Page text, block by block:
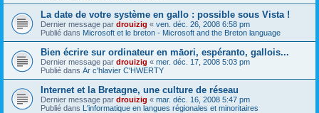
La date de votre système en gallo : possible sous Vista !
Dernier message par drouizig « ven. déc. 26, 2008 6:58 pm
Publié dans Microsoft et le breton - Microsoft and the Breton language
Bien écrire sur ordinateur en māori, espéranto, gallois...
Dernier message par drouizig « mer. déc. 17, 2008 5:03 pm
Publié dans Ar c'hlavier C'HWERTY
Internet et la Bretagne, une culture de réseau
Dernier message par drouizig « mar. déc. 16, 2008 5:47 pm
Publié dans L'informatique en langues régionales et minoritaires